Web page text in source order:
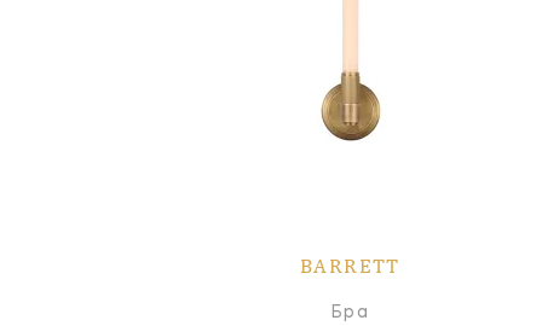
BARRETT
Бра